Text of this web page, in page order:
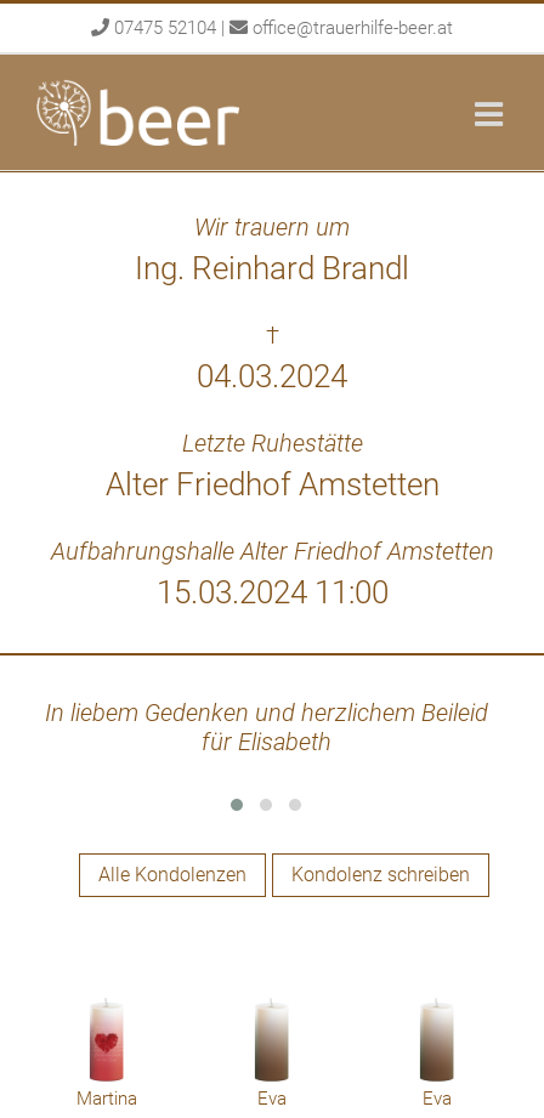
to
content
07475 52104 | office@trauerhilfe-beer.at
Wir trauern um
Ing. Reinhard Brandl
†
04.03.2024
Letzte Ruhestätte
Alter Friedhof Amstetten
Aufbahrungshalle Alter Friedhof Amstetten
15.03.2024 11:00
In liebem Gedenken und herzlichem Beileid
für Elisabeth
Alle Kondolenzen Kondolenz schreiben
Martina Eva Eva